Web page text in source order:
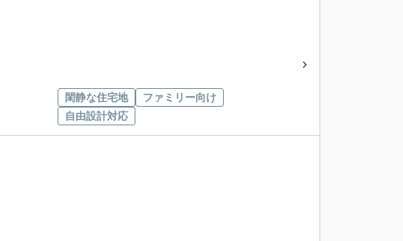
閑静な住宅地
ファミリー向け
自由設計対応